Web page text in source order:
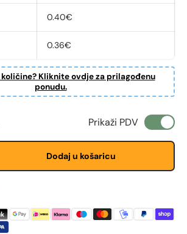
0.40€
0.36€
Kliknite ovdje za prilagođenu
ponudu.
*
Prikaži PDV
Dodaj u košaricu